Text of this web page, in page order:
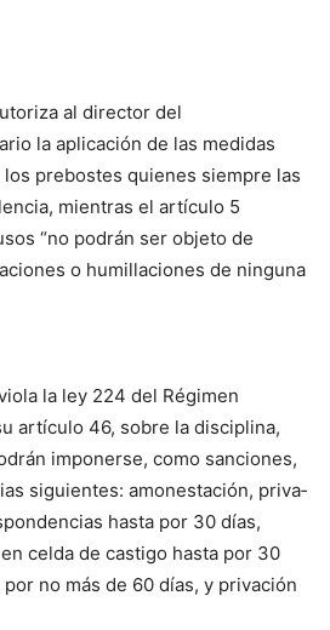
al director del
la aplicación de las medidas
prebostes quienes siempre las
mientras el artícu­lo 5
“no podrán ser objeto de
o hu­millaciones de ninguna
la ley 224 del Régimen
artículo 46, sobre la disciplina,
imponerse, como san­ciones,
siguientes: amonestación, priva­
hasta por 30 días,
celda de castigo hasta por 30
no más de 60 días, y privación